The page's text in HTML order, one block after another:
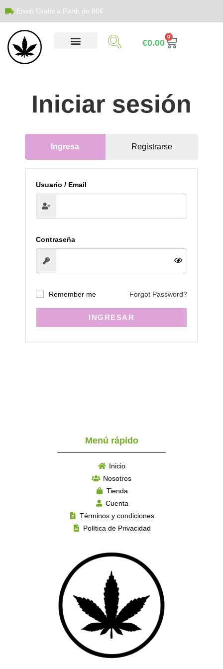
Envió Gratis a Partir de 80€
€0.00
0
Iniciar sesión
Ingresa Registrarse
Usuario / Email
Contraseña
Remember me Forgot Password?
INGRESAR
Menú rápido
Inicio
Nosotros
Tienda
Cuenta
Términos y condiciones
Política de Privacidad